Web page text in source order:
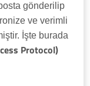
gönderilip
ve verimli
İşte burada
Protocol)